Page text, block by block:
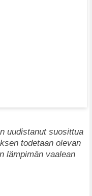
uudistanut suosittua
todetaan olevan
lämpimän vaalean